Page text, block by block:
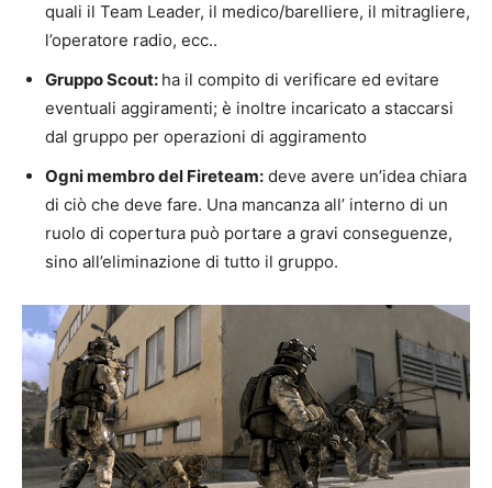
quali il Team Leader, il medico/barelliere, il mitragliere,
l’operatore radio, ecc..
Gruppo Scout: ha il compito di verificare ed evitare
eventuali aggiramenti; è inoltre incaricato a staccarsi
dal gruppo per operazioni di aggiramento
Ogni membro del Fireteam: deve avere un’idea chiara
di ciò che deve fare. Una mancanza all’ interno di un
ruolo di copertura può portare a gravi conseguenze,
sino all’eliminazione di tutto il gruppo.